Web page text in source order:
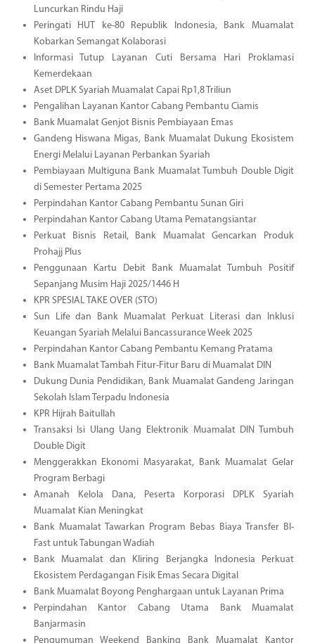
Luncurkan Rindu Haji
Peringati HUT ke-80 Republik Indonesia, Bank Muamalat
Kobarkan Semangat Kolaborasi
Informasi Tutup Layanan Cuti Bersama Hari Proklamasi
Kemerdekaan
Aset DPLK Syariah Muamalat Capai Rp1,8 Triliun
Pengalihan Layanan Kantor Cabang Pembantu Ciamis
Bank Muamalat Genjot Bisnis Pembiayaan Emas
Gandeng Hiswana Migas, Bank Muamalat Dukung Ekosistem
Energi Melalui Layanan Perbankan Syariah
Pembiayaan Multiguna Bank Muamalat Tumbuh Double Digit
di Semester Pertama 2025
Perpindahan Kantor Cabang Pembantu Sunan Giri
Perpindahan Kantor Cabang Utama Pematangsiantar
Perkuat Bisnis Retail, Bank Muamalat Gencarkan Produk
Prohajj Plus
Penggunaan Kartu Debit Bank Muamalat Tumbuh Positif
Sepanjang Musim Haji 2025/1446 H
KPR SPESIAL TAKE OVER (STO)
Sun Life dan Bank Muamalat Perkuat Literasi dan Inklusi
Keuangan Syariah Melalui Bancassurance Week 2025
Perpindahan Kantor Cabang Pembantu Kemang Pratama
Bank Muamalat Tambah Fitur-Fitur Baru di Muamalat DIN
Dukung Dunia Pendidikan, Bank Muamalat Gandeng Jaringan
Sekolah Islam Terpadu Indonesia
KPR Hijrah Baitullah
Transaksi Isi Ulang Uang Elektronik Muamalat DIN Tumbuh
Double Digit
Menggerakkan Ekonomi Masyarakat, Bank Muamalat Gelar
Program Berbagi
Amanah Kelola Dana, Peserta Korporasi DPLK Syariah
Muamalat Kian Meningkat
Bank Muamalat Tawarkan Program Bebas Biaya Transfer BI-
Fast untuk Tabungan Wadiah
Bank Muamalat dan Kliring Berjangka Indonesia Perkuat
Ekosistem Perdagangan Fisik Emas Secara Digital
Bank Muamalat Boyong Penghargaan untuk Layanan Prima
Perpindahan Kantor Cabang Utama Bank Muamalat
Banjarmasin
Pengumuman Weekend Banking Bank Muamalat Kantor